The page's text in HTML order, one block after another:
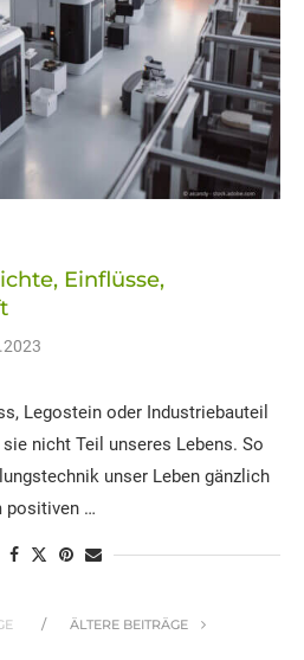
Einflüsse,
Legostein oder Industriebauteil
nicht Teil unseres Lebens. So
unser Leben gänzlich
positiven …
ÄLTERE BEITRÄGE